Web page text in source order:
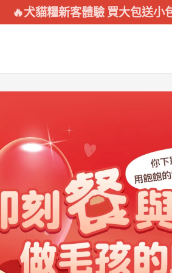
🔥犬貓糧新客體驗 買大包送小